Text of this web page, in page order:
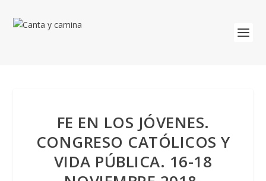
FE EN LOS JÓVENES.
CONGRESO CATÓLICOS Y
VIDA PÚBLICA. 16-18